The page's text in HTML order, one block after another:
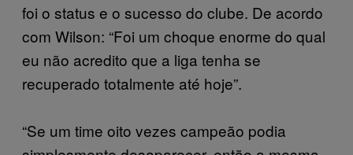
foi o status e o sucesso do clube. De acordo
com Wilson: “Foi um choque enorme do qual
eu não acredito que a liga tenha se
recuperado totalmente até hoje”.
“Se um time oito vezes campeão podia